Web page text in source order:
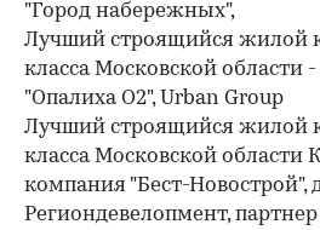
"Город набережных",
Лучший строящийся жилой
класса Московской области
"Опалиха О2", Urban Group
Лучший строящийся жилой
класса Московской области
компания "Бест-Новострой",
Региондевелопмент,